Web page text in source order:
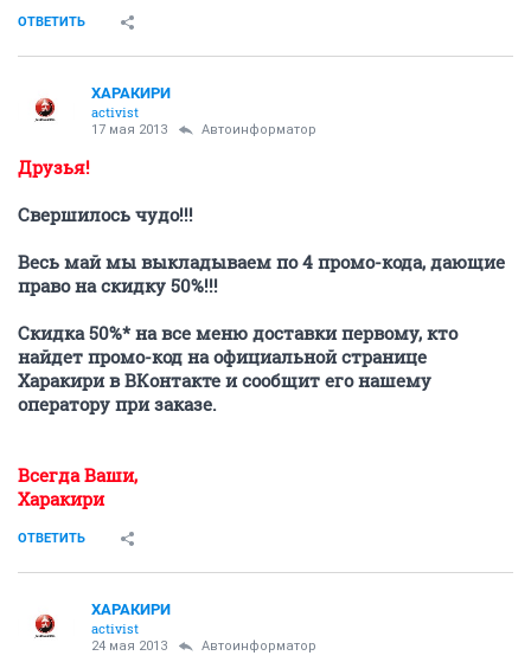
ОТВЕТИТЬ
ХАРАКИРИ
activist
17 мая 2013 Автоинформатор
Друзья!
Свершилось чудо!!!
Весь май мы выкладываем по 4 промо-кода, дающие
право на скидку 50%!!!
Скидка 50%* на все меню доставки первому, кто
найдет промо-код на официальной странице
Харакири в ВКонтакте и сообщит его нашему
оператору при заказе.
Всегда Ваши,
Харакири
ОТВЕТИТЬ
ХАРАКИРИ
activist
24 мая 2013 Автоинформатор